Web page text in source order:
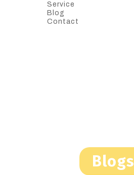
Service
Blog
Contact
Blogs